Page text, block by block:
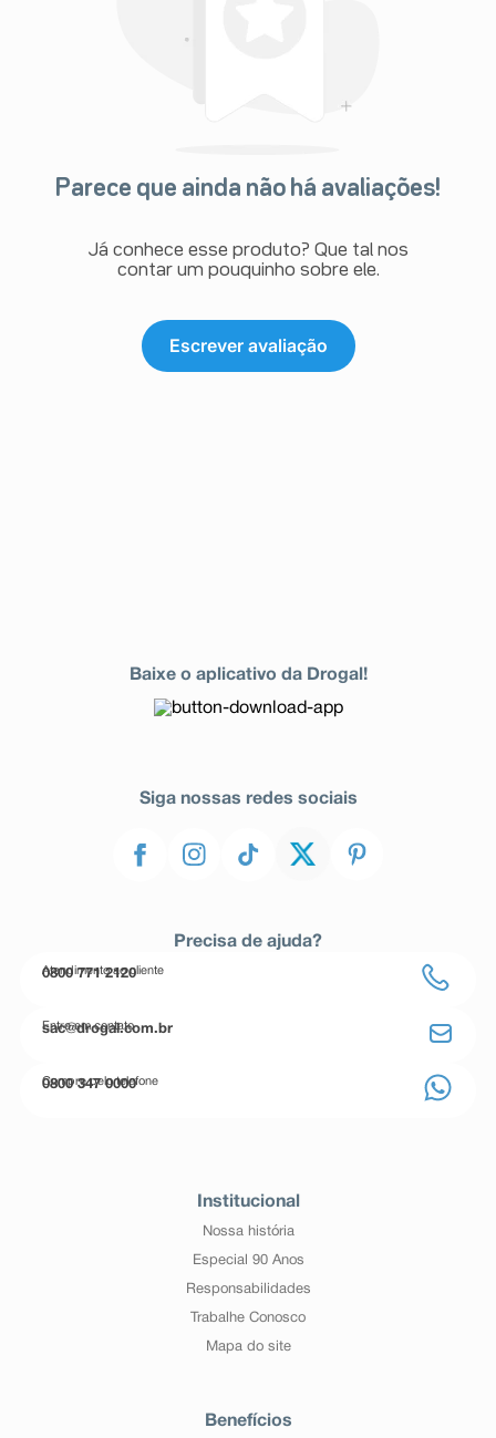
Parece que ainda não há avaliações!
Já conhece esse produto? Que tal nos
contar um pouquinho sobre ele.
Escrever avaliação
Baixe o aplicativo da Drogal!
Siga nossas redes sociais
Precisa de ajuda?
Atendimento ao cliente
0800 771 2120
Entre em contato
sac@drogal.com.br
Compre pelo telefone
0800 347 0000
Institucional
Nossa história
Especial 90 Anos
Responsabilidades
Trabalhe Conosco
Mapa do site
Benefícios